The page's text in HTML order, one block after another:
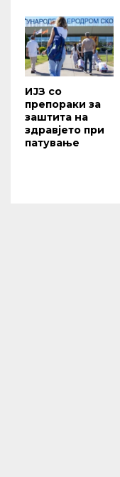
ИЈЗ со
препораки за
заштита на
здравјето при
патување